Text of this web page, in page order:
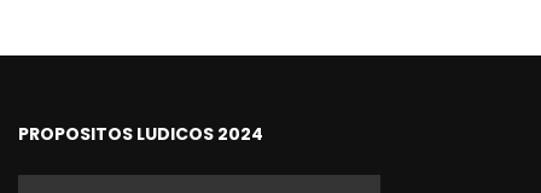
PROPOSITOS LUDICOS 2024